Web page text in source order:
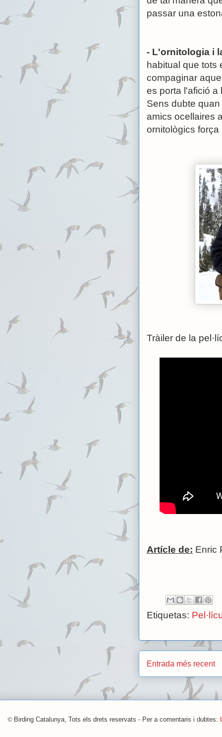
passar una
- L'ornitologia i
habitual que tots
compaginar
es porta l'afició a
Sens dubte
amics ocellaires
ornitològics força
Tràiler de la
Artícle de: Enric
Etiquetas:
Entrada més recent
© Birding Catalunya, Tots els drets reservats - Per a comentaris i dubtes: